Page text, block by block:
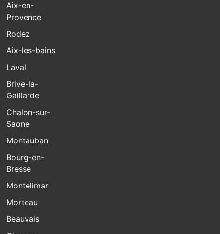
Aix-en-
Provence
Rodez
Aix-les-bains
Laval
Brive-la-
Gaillarde
Chalon-sur-
Saone
Montauban
Bourg-en-
Bresse
Montelimar
Morteau
Beauvais